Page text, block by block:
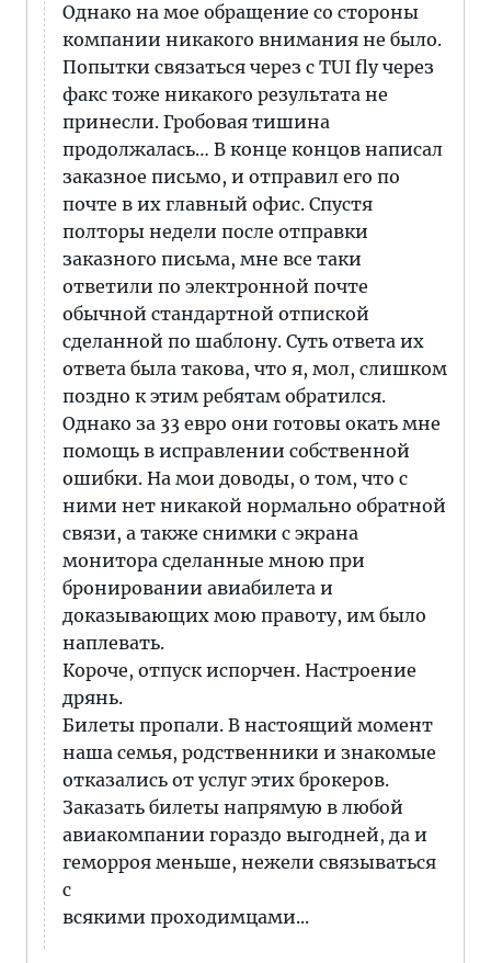
Однако на мое обращение со стороны
компании никакого внимания не было.
Попытки связаться через с TUI fly через
факс тоже никакого результата не
принесли. Гробовая тишина
продолжалась… В конце концов написал
заказное письмо, и отправил его по
почте в их главный офис. Спустя
полторы недели после отправки
заказного письма, мне все таки
ответили по электронной почте
обычной стандартной отпиской
сделанной по шаблону. Суть ответа их
ответа была такова, что я, мол, слишком
поздно к этим ребятам обратился.
Однако за 33 евро они готовы окать мне
помощь в исправлении собственной
ошибки. На мои доводы, о том, что с
ними нет никакой нормально обратной
связи, а также снимки с экрана
монитора сделанные мною при
бронировании авиабилета и
доказывающих мою правоту, им было
наплевать.
Короче, отпуск испорчен. Настроение
дрянь.
Билеты пропали. В настоящий момент
наша семья, родственники и знакомые
отказались от услуг этих брокеров.
Заказать билеты напрямую в любой
авиакомпании гораздо выгодней, да и
геморроя меньше, нежели связываться
с
всякими проходимцами...